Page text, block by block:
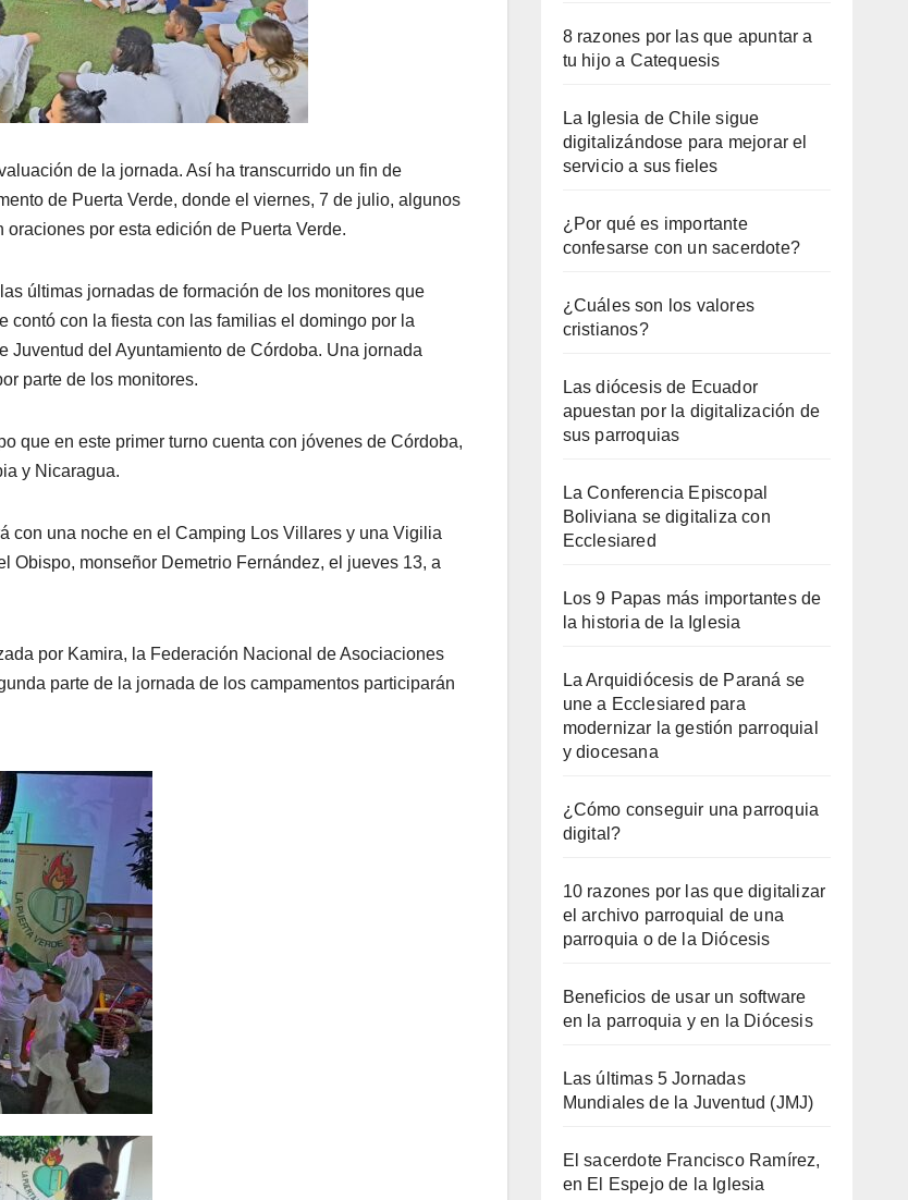
de la jornada. Así ha transcurrido un fin de
de Puerta Verde, donde el viernes, 7 de julio, algunos
por esta edición de Puerta Verde.
últimas jornadas de formación de los monitores que
contó con la fiesta con las familias el domingo por la
Juventud del Ayuntamiento de Córdoba. Una jornada
parte de los monitores.
que en este primer turno cuenta con jóvenes de Córdoba,
y Nicaragua.
con una noche en el Camping Los Villares y una Vigilia
Obispo, monseñor Demetrio Fernández, el jueves 13, a
por Kamira, la Federación Nacional de Asociaciones
parte de la jornada de los campamentos participarán
8 razones por las que apuntar a
tu hijo a Catequesis
La Iglesia de Chile sigue
digitalizándose para mejorar el
servicio a sus fieles
¿Por qué es importante
confesarse con un sacerdote?
¿Cuáles son los valores
cristianos?
Las diócesis de Ecuador
apuestan por la digitalización de
sus parroquias
La Conferencia Episcopal
Boliviana se digitaliza con
Ecclesiared
Los 9 Papas más importantes de
la historia de la Iglesia
La Arquidiócesis de Paraná se
une a Ecclesiared para
modernizar la gestión parroquial
y diocesana
¿Cómo conseguir una parroquia
digital?
10 razones por las que digitalizar
el archivo parroquial de una
parroquia o de la Diócesis
Beneficios de usar un software
en la parroquia y en la Diócesis
Las últimas 5 Jornadas
Mundiales de la Juventud (JMJ)
El sacerdote Francisco Ramírez,
en El Espejo de la Iglesia